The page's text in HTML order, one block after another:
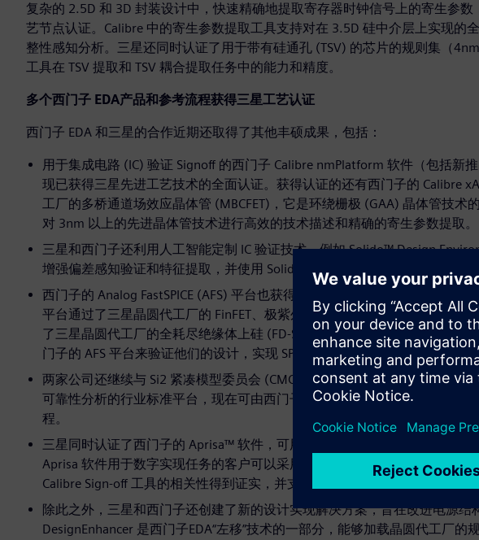
复杂的 2.5D 和 3D 封装设计中，快速精确地提取寄存器时钟信号上的寄生参
艺节点认证。Calibre 中的寄生参数提取工具支持对在 3.5D 硅中介层上实现的
整性感知分析。三星还同时认证了用于带有硅通孔 (TSV) 的芯片的规则集（
工具在 TSV 提取和 TSV 耦合提取任务中的能力和精度。
多个西门子 EDA产品和参考流程获得三星工艺认证
西门子 EDA 和三星的合作近期还取得了其他丰硕成果，包括：
用于集成电路 (IC) 验证 Signoff 的西门子 Calibre nmPlatform 软件（包括新
现已获得三星先进工艺技术的全面认证。获得认证的还有西门子的 Calibre
工厂的多桥通道场效应晶体管 (MBCFET)，它是环绕栅极 (GAA) 晶体管技术
对 3nm 以上的先进晶体管技术进行高效的技术描述和精确的寄生参数提取。
三星和西门子还利用人工智能定制 IC 验证技术，例如 Solido™ Design
增强偏差感知验证和特征提取，并使用 Solido™ Crosscheck™ 软件全面保证 IP
西门子的 Analog FastSPICE (AFS) 平台也获得了认证，可用于三星晶圆代工厂
平台通过了三星晶圆代工厂的 FinFET、极紫外 (EUV) 和 GAA 制造工艺（
了三星晶圆代工厂的全耗尽绝缘体上硅 (FD-SOI) 18FDS 工艺技术的认证。
门子的 AFS 平台来验证他们的设计，实现 SPICE 精度和高性能。
两家公司还继续与 Si2 紧凑模型委员会 (CMC) 开展合作，围绕开放模型接
可靠性分析的行业标准平台，现在可由西门子的 AFS 平台提供支持，覆盖三
程。
三星同时认证了西门子的 Aprisa™ 软件，可用于其晶圆代工厂的 SF3P 工艺
Aprisa 软件用于数字实现任务的客户可以采用经过全面认证的技术，设计
Calibre Sign-off 工具的相关性得到证实，并支持三星晶圆代工厂GAA 工艺技
除此之外，三星和西门子还创建了新的设计实现解决方案，旨在改进电源结
DesignEnhancer 是西门子EDA“左移”技术的一部分，能够加载晶圆代工厂